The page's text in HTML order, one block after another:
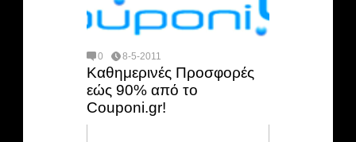
0 8-5-2011
Καθημερινές Προσφορές
εώς 90% από το
Couponi.gr!